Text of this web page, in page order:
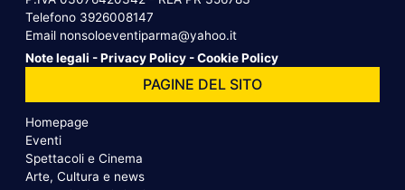
Telefono 3926008147
Email nonsoloeventiparma@yahoo.it
Note legali -Privacy Policy -Cookie Policy
PAGINE DEL SITO
Homepage
Eventi
Spettacoli e Cinema
Arte, Cultura e news